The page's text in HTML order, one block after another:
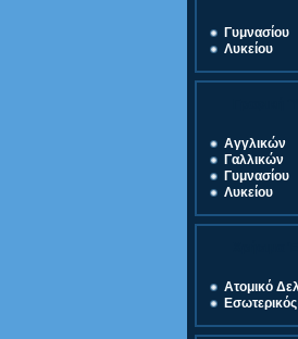
Γυμνασίου
Λυκείου
Αγγλικών
Γαλλικών
Γυμνασίου
Λυκείου
Ατομικό